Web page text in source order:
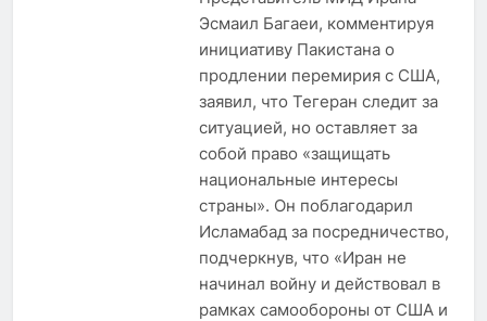
Эсмаил Багаеи, комментируя
инициативу Пакистана о
продлении перемирия с США,
заявил, что Тегеран следит за
ситуацией, но оставляет за
собой право «защищать
национальные интересы
страны». Он поблагодарил
Исламабад за посредничество,
подчеркнув, что «Иран не
начинал войну и действовал в
рамках самообороны от США и